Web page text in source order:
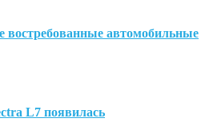
востребованные автомобильные
L7 появилась